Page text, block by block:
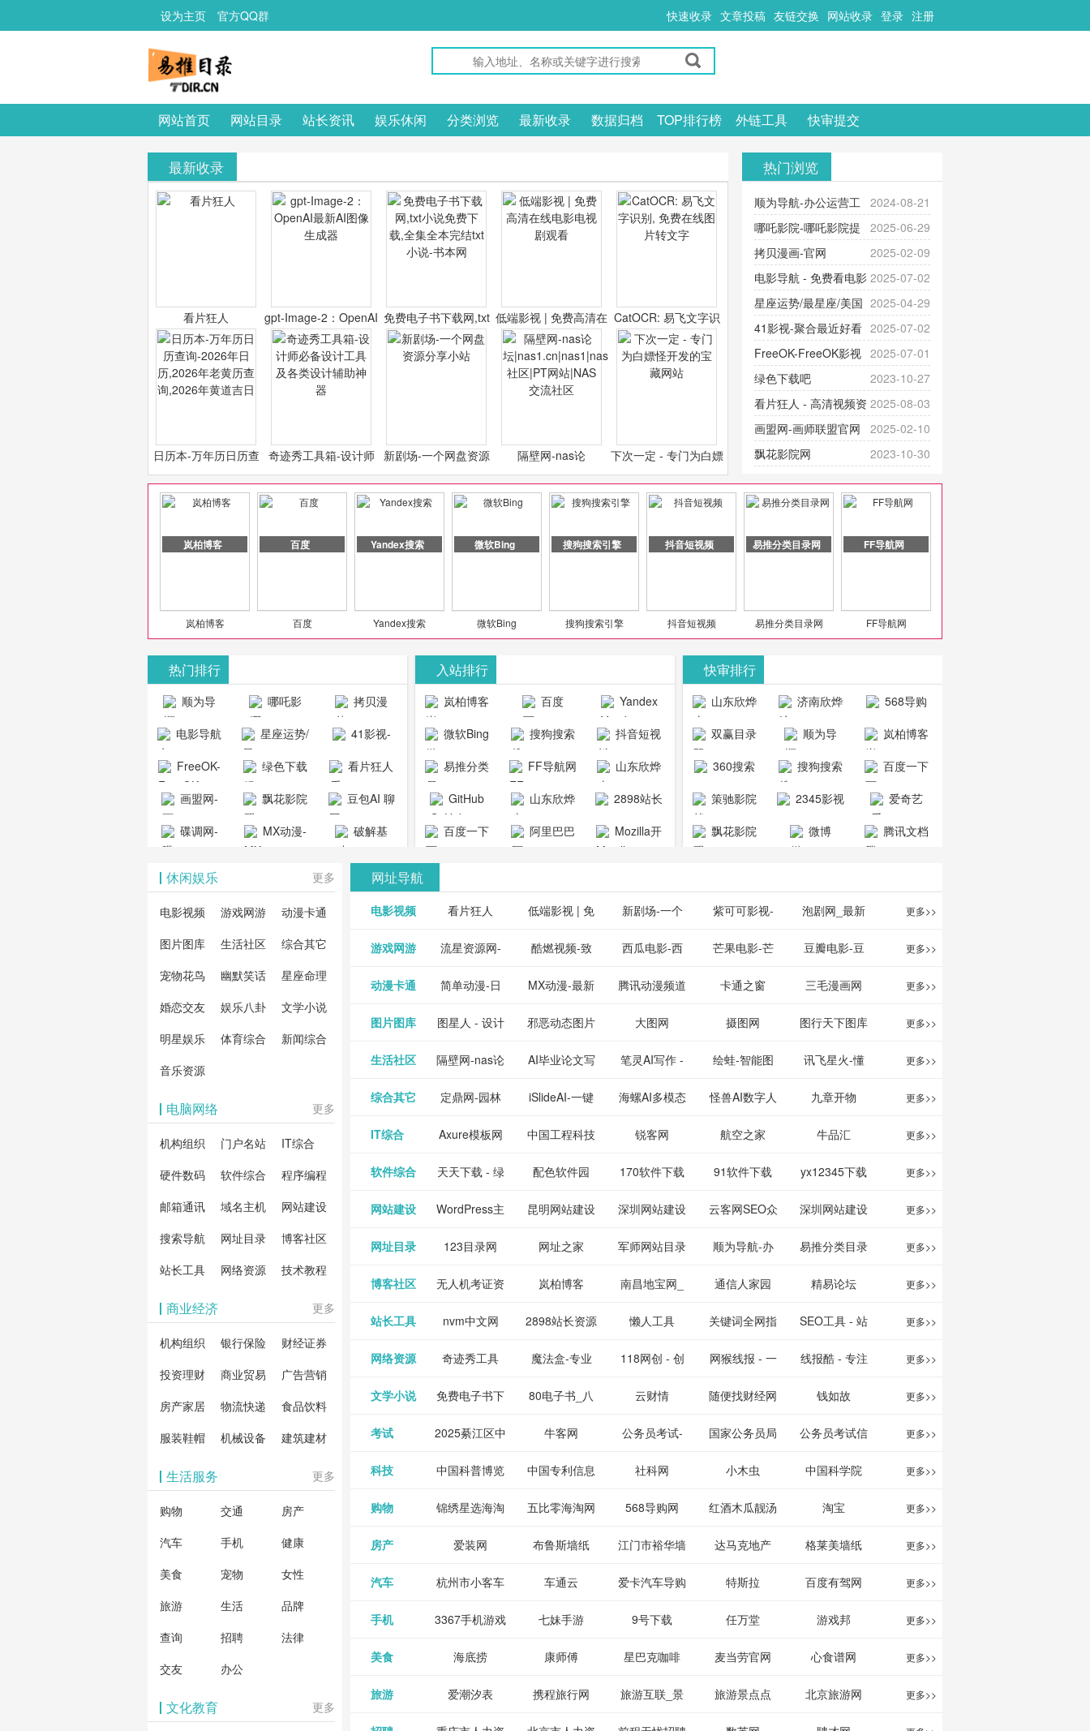
设为主页 官方QQ群 快速收录 文章投稿 友链交换 网站收录 登录 注册
网站首页 网站目录 站长资讯 娱乐休闲 分类浏览 最新收录 数据归档 TOP排行榜 外链工具 快审提交
最新收录
看片狂人
gpt-Image-2：OpenAI
最新AI图像生成器
免费电子书下载网,txt
小说免费下载,全集全
本完结txt小说-书本网
低端影视 | 免费高清在
线电影电视剧观看
CatOCR: 易飞文字识
别, 免费在线图片转文
字
日历本-万年历日历查
询-2026年日历,2026
年老黄历查询,2026年
奇迹秀工具箱-设计师
必备设计工具及各类设
计辅助神器
新剧场-一个网盘资源
分享小站
隔壁网-nas论
坛|nas1.cn|nas1|nas
社区|PT网站|NAS交流
下次一定 - 专门为白嫖
怪开发的宝藏网站
热门浏览
2024-08-21
顺为导航-办公运营工
具导航
2025-06-29
哪吒影院-哪吒影院提
供最新、最全的高清电影、电视
剧、动漫和综艺节目免费观看。平
台内容丰富，更新快速，支持在线
观看，满足各类影迷需求，提供无
广告、高清流畅的观影体验。
2025-02-09
拷贝漫画-官网
_www.copymango.com_动漫综合
2025-07-02
电影导航 - 免费看电影
就来这！ | 快导航网-免费看电影就
来这！收录大量免费看电影网站！
2025-04-29
星座运势/最星座/美国
神婆星座网
2025-07-02
41影视-聚合最近好看
的电视剧最新电影网站-41影视为您
提供最新成全短剧电视剧、电视剧
大全、好看的电视剧、最新的电影
在线观看，神马影院每天更新最新
好看的动作片、 喜剧片、爱情片、
2025-07-01
FreeOK-FreeOK影视
官网-最新影视资源|追剧也很卷
2023-10-27
绿色下载吧
2025-08-03
看片狂人 - 高清视频资
源免费在线观看
2025-02-10
画盟网-画师联盟官网
_huashilm.com_动漫综合2023-10-30
飘花影院网
页版入口
岚柏博客
岚柏博客
百度
百度
Yandex搜索
Yandex搜索
微软Bing
微软Bing
搜狗搜索引擎
搜狗搜索引擎
抖音短视频
抖音短视频
易推分类目录网
易推分类目录网
FF导航网
FF导航网
山东欣烨化工有限公
热门排行
顺为导
航-办公运营
哪吒影
院-哪吒影院
提供最新、
最全的高清
电影、电视
剧、动漫和
综艺节目免
台内容丰
富，更新快
速，支持在
线观看，满
需求，提供
无广告、高
拷贝漫
画-官网
_www.copymango.com_
动漫综合
电影导航
- 免费看电影
就来这！ | 快
导航网-免费
看电影就来
量免费看电
影网站！
星座运势/
最星座/美国
神婆星座网
41影视-
聚合最近好
看的电视剧
最新电影网
站-41影视为
成全短剧电
视剧、电视
看的电视
剧、最新的
看，神马影
院每天更新
动作片、 喜
剧片、爱情
等全新电
FreeOK-
FreeOK影视
官网-最新影
视资源|追剧
绿色下载
吧
看片狂人
- 高清视频资
源免费在线
观看
画盟网-
画师联盟官
_huashilm.com_
动漫综合
飘花影院
网
豆包AI 聊
天智能对话
网页版入口
碟调网-
提供最新电
视剧和2025
的在线观
看，快来碟
调电影网在
热门影视作
品吧！
MX动漫-
破解基
整合当前互
联网最新最
软件免费下
载、资源免
术教程学习
与交流平
解软件、整
卓破解软件
载！旨在打
造一个绿色
件共享站、
资源
入站排行
岚柏博客 百度
Yandex
搜索
微软Bing
搜狗搜索
引擎
抖音短视
频
易推分类
目录网
FF导航网
山东欣烨
化工有限公
GitHub
山东欣烨
生物科技有
2898站长
资源平台
百度一下
阿里巴巴
Mozilla开
快审排行
山东欣烨
生物科技有
济南欣烨
科技有限公
568导购
网
双赢目录
顺为导
航-办公运营
岚柏博客
360搜索
搜狗搜索
百度一下
策驰影院
2345影视
大全
爱奇艺
VIP会员
飘花影院
微博 腾讯文档
休闲娱乐 更多
电影视频 游戏网游
动漫卡通
图片图库
生活社区
综合其它
宠物花鸟
幽默笑话
星座命理
婚恋交友
娱乐八卦
文学小说
明星娱乐
体育综合
新闻综合
音乐资源
电脑网络 更多
机构组织 门户名站
IT综合
硬件数码
软件综合
程序编程
邮箱通讯
域名主机
网站建设
搜索导航
网址目录
博客社区
站长工具
网络资源 技术教程
商业经济 更多
机构组织 银行保险
财经证券
投资理财
商业贸易
广告营销
房产家居
物流快递
食品饮料
服装鞋帽
机械设备 建筑建材
生活服务 更多
购物 交通
房产
汽车
手机
健康
美食
宠物
女性
旅游
生活
品牌
查询
招聘
法律
交友
办公
文化教育 更多
网址导航
电影视频 看片狂人 低端影视 | 免
费高清在线电
影电视剧观看
新剧场-一个
网盘资源分享
小站
紫可可影视-
紫可可,免费提
供最新高清电
影
泡剧网_最新
电视剧免费在
线观看_热播
电视剧大全
更多>>
游戏网游 流星资源网-
流星蝴蝶剑官
网资源下载站
酷燃视频-致
力于打造中国
领先的优质短
节目视频
西瓜电影-西
瓜视频网站电
影频道
芒果电影-芒
果TV网站电影
频道
豆瓣电影-豆
瓣电影提供最
新的电影介绍
及评论包括上
映影片的影讯
查询及购票服
务。你可以记
录想看、在看
和看过的电影
电视剧，顺便
打分、写影
评。根据你的
更多>>
动漫卡通 简单动漫-日
本动画BT下载
站
MX动漫-最新
最全动漫免费
在线观看
腾讯动漫频道
_comic.qq.com_
动漫综合
卡通之窗
_www.cartoonwin.com_
动漫原创
三毛漫画网
_www.sanmao.com.cn_
动漫原创
更多>>
图片图库 图星人 - 设计
图片素材免费
下载网站
邪恶动态图片
大全
大图网 摄图网 图行天下图库 更多>>
生活社区 隔壁网-nas论
坛|nas1.cn|nas1|nas
社区|PT网
站|NAS交流社
区
AI毕业论文写
作-AI毕业设
计-AI答辩问题
预测与PPT模
板生成
笔灵AI写作 -
国内领先的AI
写作助手
绘蛙-智能图
片、文案创作
平台
讯飞星火-懂
我的AI助手
更多>>
综合其它 定鼎网-园林
景观建筑室内
设计资料分享
平台
iSlideAI-一键
生成PPT模板
下载
海螺AI多模态
大语言模型
怪兽AI数字人 九章开物 更多>>
IT综合 Axure模板网 中国工程科技
知识中心
锐客网 航空之家 牛品汇 更多>>
软件综合 天天下载 - 绿
色精品软件应
用分享平台
配色软件园 170软件下载
站
91软件下载 yx12345下载
站
更多>>
网站建设 WordPress主
题模板下载_
爱主题
昆明网站建设 深圳网站建设 云客网SEO众
包服务平台
深圳网站建设 更多>>
网址目录 123目录网 网址之家 军师网站目录
网址大全
顺为导航-办
公运营工具导
航
易推分类目录
网
更多>>
博客社区 无人机考证资
讯网
岚柏博客 南昌地宝网_
南昌论坛
通信人家园 精易论坛 更多>>
站长工具 nvm中文网 2898站长资源
平台
懒人工具 关键词全网指
数查询
SEO工具 - 站
长之家
更多>>
网络资源 奇迹秀工具
箱-设计师必
备设计工具及
各类设计辅助
神器
魔法盒-专业
的游戏动画特
效学习平台
118网创 - 创
业项目资源分
享下载平台
网猴线报 - 一
个简单且纯粹
的活动线报资
源分享网站
线报酷 - 专注
线报活动
更多>>
文学小说 免费电子书下
载网,txt小说
免费下载,全集
全本完结txt小
说-书本网
80电子书_八
零电子书
_80txt_八零
小说网
云财情 随便找财经网 钱如故 更多>>
考试 2025綦江区中
考志愿填报系
统
牛客网 公务员考试-
中公教育网
国家公务员局 公务员考试信
息网
更多>>
科技 中国科普博览 中国专利信息
网
社科网 小木虫 中国科学院 更多>>
购物 锦绣星选海淘 五比零海淘网 568导购网 红酒木瓜靓汤
官网
淘宝 更多>>
房产 爱装网 布鲁斯墙纸 江门市裕华墙
纸
达马克地产 格莱美墙纸 更多>>
汽车 杭州市小客车
总量调控管理
信息系统
车通云 爱卡汽车导购 特斯拉 百度有驾网 更多>>
手机 3367手机游戏 七妹手游 9号下载 任万堂 游戏邦 更多>>
美食 海底捞 康师傅 星巴克咖啡 麦当劳官网 心食谱网 更多>>
旅游 爱潮汐表 携程旅行网 旅游互联_景 旅游景点点 北京旅游网 更多>>